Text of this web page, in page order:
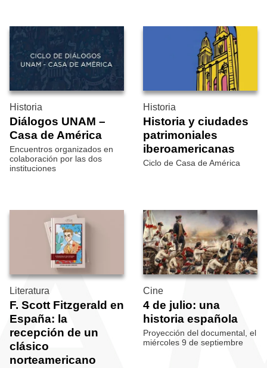
Historia
Diálogos UNAM –
Casa de América
Encuentros organizados en
colaboración por las dos
instituciones
Historia
Historia y ciudades
patrimoniales
iberoamericanas
Ciclo de Casa de América
Literatura
F. Scott Fitzgerald en
España: la
recepción de un
clásico
norteamericano
Cine
4 de julio: una
historia española
Proyección del documental, el
miércoles 9 de septiembre